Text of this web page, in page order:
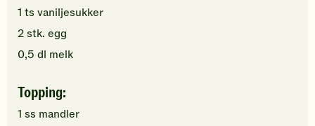
1 ts vaniljesukker
2stk. egg
0,5 dl melk
Topping:
1 ss mandler